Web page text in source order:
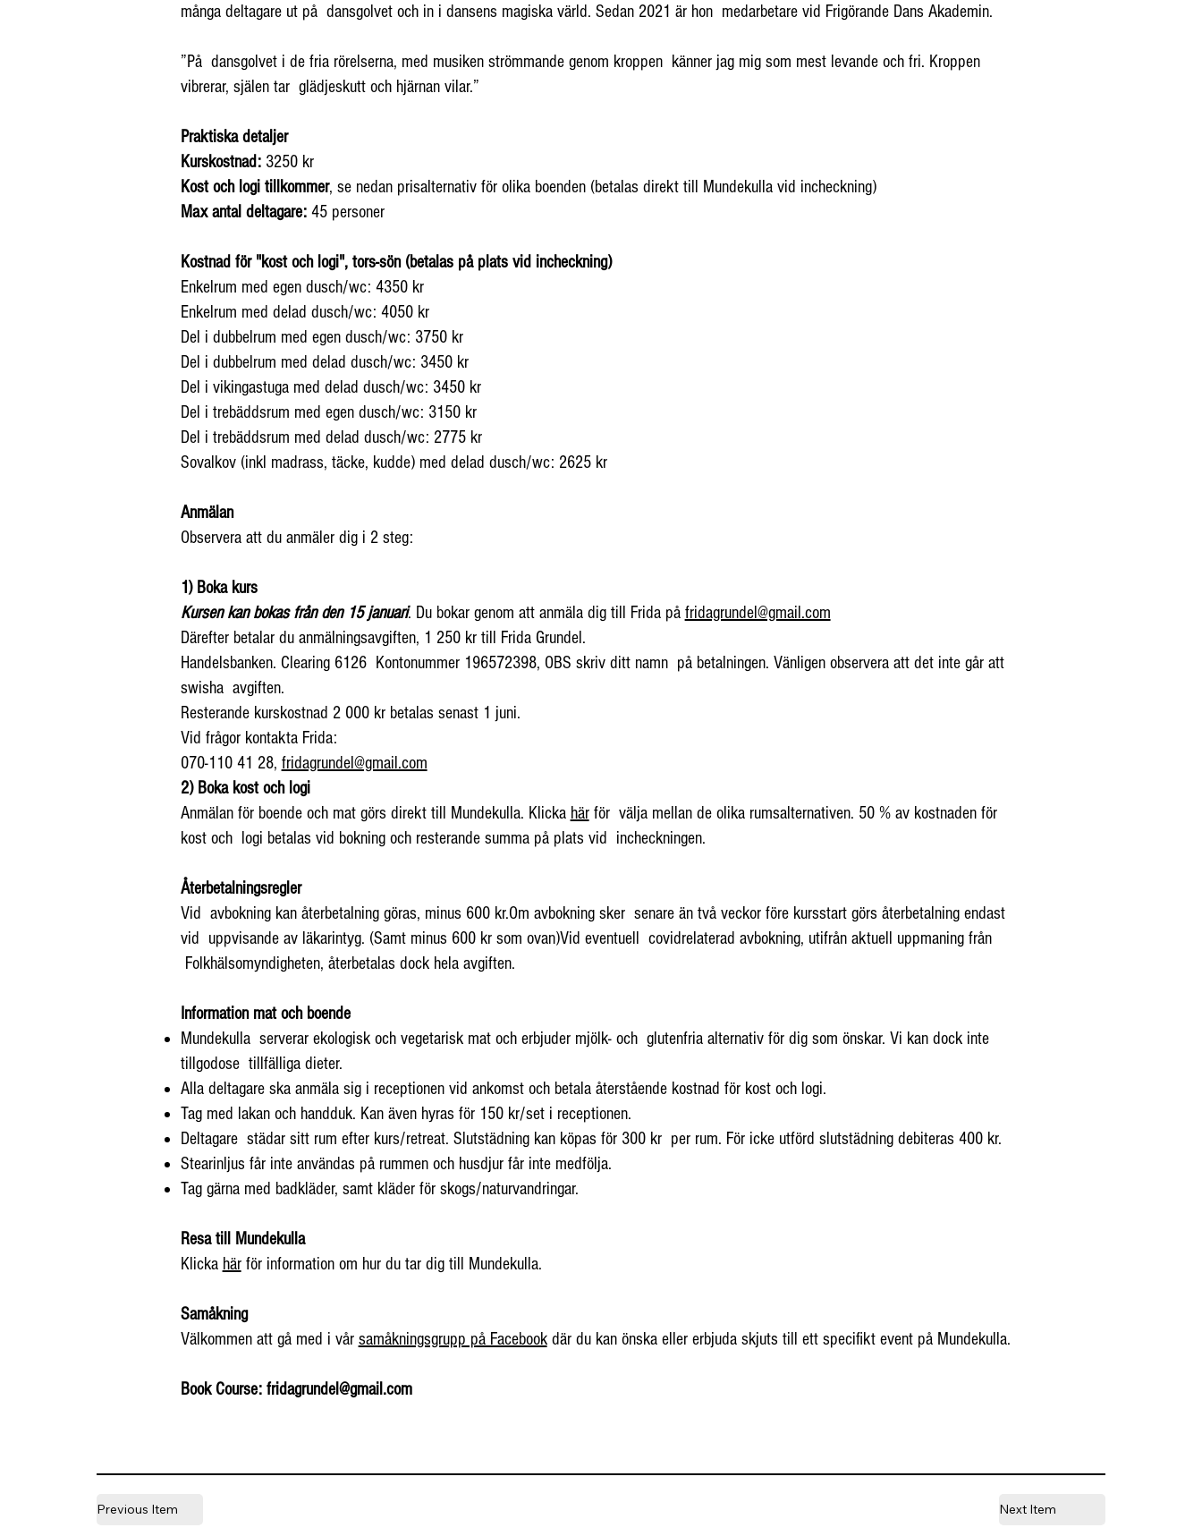
många deltagare ut på dansgolvet och in i dansens magiska värld. Sedan 2021 är hon medarbetare vid Frigörande Dans Akademin.
”På dansgolvet i de fria rörelserna, med musiken strömmande genom kroppen känner jag mig som mest levande och fri. Kroppen
vibrerar, själen tar glädjeskutt och hjärnan vilar.”
Praktiska detaljer
Kurskostnad:3250 kr
Kost och logi tillkommer, se nedan prisalternativ för olika boenden (betalas direkt till Mundekulla vid incheckning)
Max antal deltagare:45 personer
Kostnad för "kost och logi", tors-sön (betalas på plats vid incheckning)
Enkelrum med egen dusch/wc: 4350 kr
Enkelrum med delad dusch/wc: 4050 kr
Del i dubbelrum med egen dusch/wc: 3750 kr
Del i dubbelrum med delad dusch/wc: 3450 kr
Del i vikingastuga med delad dusch/wc: 3450 kr
Del i trebäddsrum med egen dusch/wc: 3150 kr
Del i trebäddsrum med delad dusch/wc: 2775 kr
Sovalkov (inkl madrass, täcke, kudde) med delad dusch/wc: 2625 kr
Anmälan
Observera att du anmäler dig i 2 steg:
1) Boka kurs
Kursen kan bokas från den 15 januari. Du bokar genom att anmäla dig till Frida på fridagrundel@gmail.com
Därefter betalar du anmälningsavgiften, 1 250 kr till Frida Grundel.
Handelsbanken. Clearing 6126 Kontonummer 196572398, OBS skriv ditt namn på betalningen. Vänligen observera att det inte går att
swisha avgiften.
Resterande kurskostnad 2 000 kr betalas senast 1 juni.
Vid frågor kontakta Frida:
070-110 41 28, fridagrundel@gmail.com
2) Boka kost och logi
Anmälan för boende och mat görs direkt till Mundekulla. Klicka härför välja mellan de olika rumsalternativen. 50 % av kostnaden för
kost och logi betalas vid bokning och resterande summa på plats vid incheckningen.
Återbetalningsregler
Vid avbokning kan återbetalning göras, minus 600 kr.Om avbokning sker senare än två veckor före kursstart görs återbetalning endast
vid uppvisande av läkarintyg. (Samt minus 600 kr som ovan)Vid eventuell covidrelaterad avbokning, utifrån aktuell uppmaning från
Folkhälsomyndigheten, återbetalas dock hela avgiften.
Information mat och boende
Mundekulla serverar ekologisk och vegetarisk mat och erbjuder mjölk- och glutenfria alternativ för dig som önskar. Vi kan dock inte
tillgodose tillfälliga dieter.
Alla deltagare ska anmäla sig i receptionen vid ankomst och betala återstående kostnad för kost och logi.
Tag med lakan och handduk. Kan även hyras för 150 kr/set i receptionen.
Deltagare städar sitt rum efter kurs/retreat. Slutstädning kan köpas för 300 kr per rum. För icke utförd slutstädning debiteras 400 kr.
Stearinljus får inte användas på rummen och husdjur får inte medfölja.
Tag gärna med badkläder, samt kläder för skogs/naturvandringar.
Resa till Mundekulla
Klicka härför information om hur du tar dig till Mundekulla.
Samåkning
Välkommen att gå med i vår samåkningsgrupp på Facebookdär du kan önska eller erbjuda skjuts till ett specifikt event på Mundekulla.
Book Course: fridagrundel@gmail.com
Next Item
Previous Item